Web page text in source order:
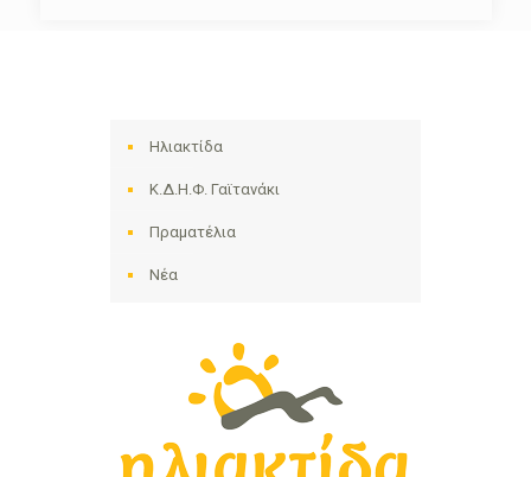
Ηλιακτίδα
Κ.Δ.Η.Φ. Γαϊτανάκι
Πραματέλια
Νέα